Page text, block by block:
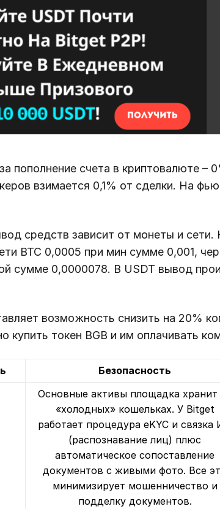
пополнение счета в криптовалюте –
взимается 0,1% от сделки. На
средств зависит от монеты и
BTC 0,0005 при мин сумме 0,001,
сумме 0,0000078. В USDT вывод
возможность снизить на 20%
купить токен BGB и им оплачивать
Безопасность
Основные активы площадка хранит
«холодных» кошельках. У Bitget
работает процедура eKYC и связка
(распознавание лиц) плюс
автоматическое сопоставление
документов с живыми фото. Все
минимизирует мошенничество и
подделку документов.